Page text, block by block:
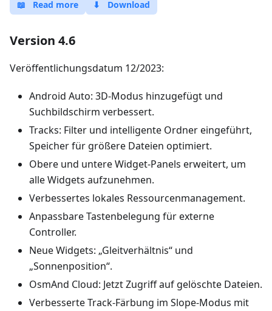
📖 Read more ⬇ Download
Version 4.6
Veröffentlichungsdatum 12/2023:
Android Auto: 3D-Modus hinzugefügt und
Suchbildschirm verbessert.
Tracks: Filter und intelligente Ordner eingeführt,
Speicher für größere Dateien optimiert.
Obere und untere Widget-Panels erweitert, um
alle Widgets aufzunehmen.
Verbessertes lokales Ressourcenmanagement.
Anpassbare Tastenbelegung für externe
Controller.
Neue Widgets: „Gleitverhältnis“ und
„Sonnenposition“.
OsmAnd Cloud: Jetzt Zugriff auf gelöschte Dateien.
Verbesserte Track-Färbung im Slope-Modus mit